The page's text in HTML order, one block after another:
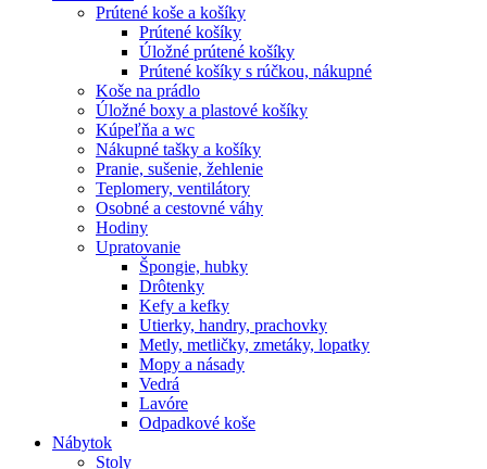
Prútené koše a košíky
Prútené košíky
Úložné prútené košíky
Prútené košíky s rúčkou, nákupné
Koše na prádlo
Úložné boxy a plastové košíky
Kúpeľňa a wc
Nákupné tašky a košíky
Pranie, sušenie, žehlenie
Teplomery, ventilátory
Osobné a cestovné váhy
Hodiny
Upratovanie
Špongie, hubky
Drôtenky
Kefy a kefky
Utierky, handry, prachovky
Metly, metličky, zmetáky, lopatky
Mopy a násady
Vedrá
Lavóre
Odpadkové koše
Nábytok
Stoly